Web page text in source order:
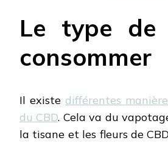
Le type de
consommer
Il existe différentes
du CBD. Cela va du
la tisane et les fleurs de